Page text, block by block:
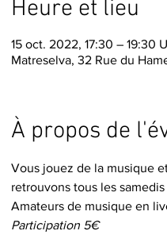
Heure et lieu
15 oct. 2022, 17:30 – 19:30
Matreselva, 32 Rue du
À propos de
Vous jouez de la musique
retrouvons tous les
Amateurs de musique en
Participation 5€